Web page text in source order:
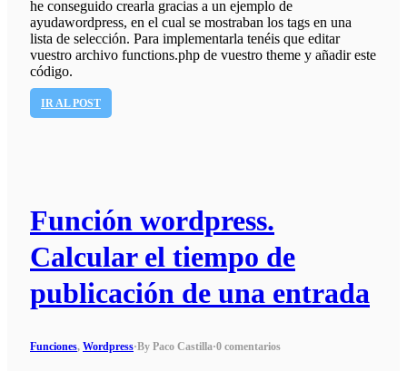
he conseguido crearla gracias a un ejemplo de
ayudawordpress, en el cual se mostraban los tags en una
lista de selección. Para implementarla tenéis que editar
vuestro archivo functions.php de vuestro theme y añadir este
código.
IR AL POST
Función wordpress.
Calcular el tiempo de
publicación de una entrada
Funciones, Wordpress·By Paco Castilla·0 comentarios